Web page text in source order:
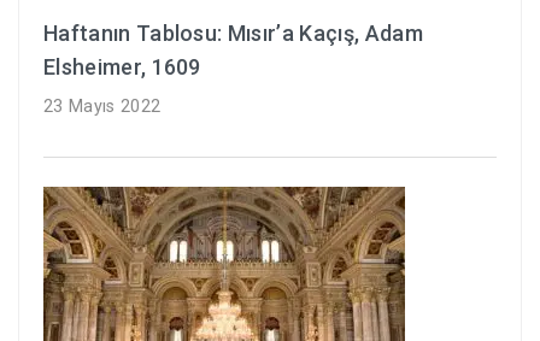
Haftanın Tablosu: Mısır’a Kaçış, Adam
Elsheimer, 1609
23 Mayıs 2022